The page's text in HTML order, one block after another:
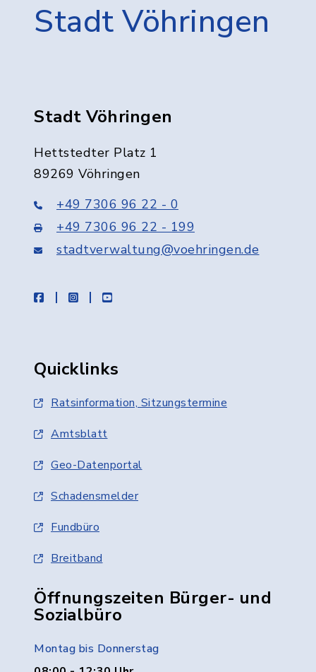
Stadt Vöhringen
Stadt Vöhringen
Hettstedter Platz 1
89269 Vöhringen
+49 7306 96 22 - 0
+49 7306 96 22 - 199
stadtverwaltung@voehringen.de
facebookinstagramyoutube
Quicklinks
Ratsinformation, Sitzungstermine
Amtsblatt
Geo-Datenportal
Schadensmelder
Fundbüro
Breitband
Öffnungszeiten Bürger- und
Sozialbüro
Montag bis Donnerstag